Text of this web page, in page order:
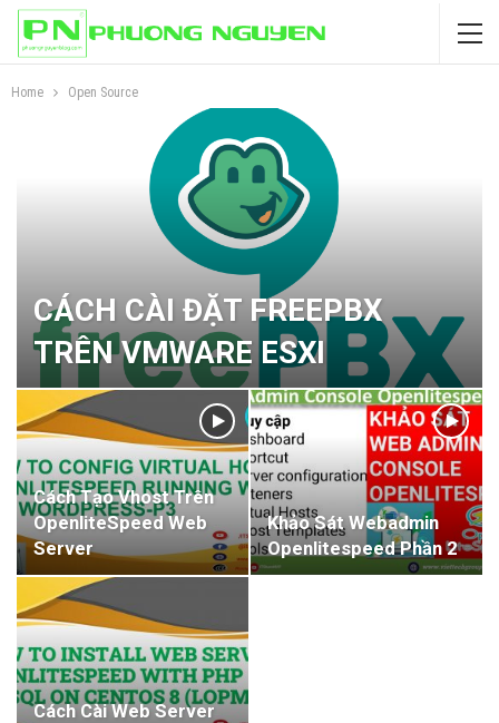
Home Open Source
CÁCH CÀI ĐẶT FREEPBX
TRÊN VMWARE ESXI
Cách Tạo Vhost Trên
OpenliteSpeed Web
Server
Khảo Sát Webadmin
Openlitespeed Phần 2
Cách Cài Web Server